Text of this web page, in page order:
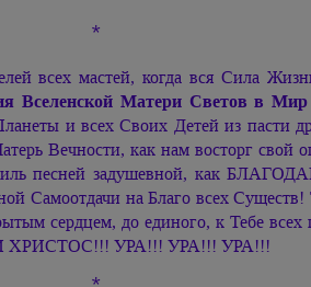
*
всех мастей, когда вся Сила
Вселенской Матери Светов в
и всех Своих Детей из пасти
Вечности, как нам восторг свой
песней задушевной, как
Самоотдачи на Благо всех
сердцем, до единого, к Тебе
ХРИСТОС!!! УРА!!! УРА!!! УРА!!!